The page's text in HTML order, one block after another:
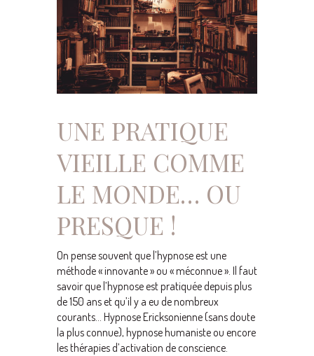
UNE PRATIQUE
VIEILLE COMME
LE MONDE… OU
PRESQUE !
On pense souvent que l’hypnose est une
méthode « innovante » ou « méconnue ». Il faut
savoir que l’hypnose est pratiquée depuis plus
de 150 ans et qu’il y a eu de nombreux
courants… Hypnose Ericksonienne (sans doute
la plus connue), hypnose humaniste ou encore
les thérapies d’activation de conscience.